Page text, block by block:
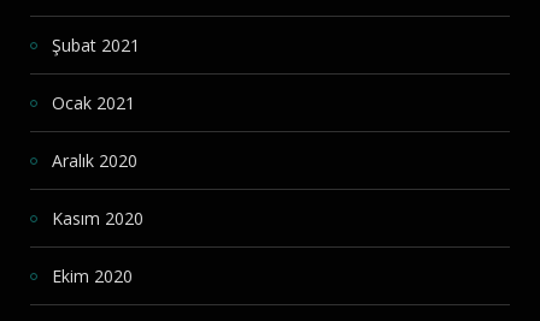
Şubat 2021
Ocak 2021
Aralık 2020
Kasım 2020
Ekim 2020